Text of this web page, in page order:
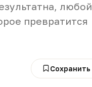
любой
превратится
Сохранить